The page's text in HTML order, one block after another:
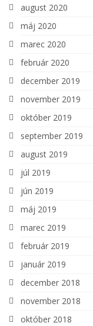
august 2020
máj 2020
marec 2020
február 2020
december 2019
november 2019
október 2019
september 2019
august 2019
júl 2019
jún 2019
máj 2019
marec 2019
február 2019
január 2019
december 2018
november 2018
október 2018